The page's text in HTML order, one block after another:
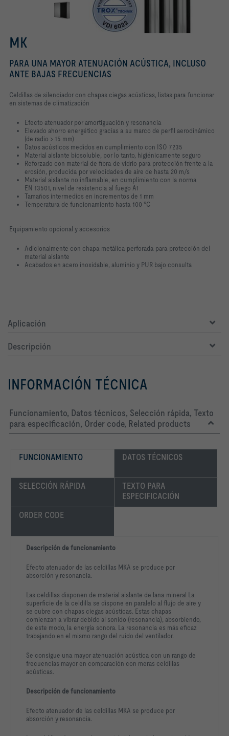
MK
PARA UNA MAYOR ATENUACIÓN ACÚSTICA, INCLUSO
ANTE BAJAS FRECUENCIAS
Celdillas de silenciador con chapas ciegas acústicas, listas para funcionar
en sistemas de climatización
Efecto atenuador por amortiguación y resonancia
Elevado ahorro energético gracias a su marco de perfil aerodinámico
(de radio > 15 mm)
Datos acústicos medidos en cumplimiento con ISO 7235
Material aislante biosoluble, por lo tanto, higiénicamente seguro
Reforzado con material de fibra de vidrio para protección frente a la
erosión, producida por velocidades de aire de hasta 20 m/s
Material aislante no inflamable, en cumplimiento con la norma
EN 13501, nivel de resistencia al fuego A1
Tamaños intermedios en incrementos de 1 mm
Temperatura de funcionamiento hasta 100 °C
Equipamiento opcional y accesorios
Adicionalmente con chapa metálica perforada para protección del
material aislante
Acabados en acero inoxidable, aluminio y PUR bajo consulta
Aplicación
Descripción
INFORMACIÓN TÉCNICA
Funcionamiento, Datos técnicos, Selección rápida, Texto
para especificación, Order code, Related products
FUNCIONAMIENTO DATOS TÉCNICOS
SELECCIÓN RÁPIDA
TEXTO PARA
ESPECIFICACIÓN
ORDER CODE
Descripción de funcionamiento
Efecto atenuador de las celdillas MKA se produce por
absorción y resonancia.
Las celdillas disponen de material aislante de lana mineral La
superficie de la celdilla se dispone en paralelo al flujo de aire y
se cubre con chapas ciegas acústicas. Estas chapas
comienzan a vibrar debido al sonido (resonancia), absorbiendo,
de este modo, la energía sonora. La resonancia es más eficaz
trabajando en el mismo rango del ruido del ventilador.
Se consigue una mayor atenuación acústica con un rango de
frecuencias mayor en comparación con meras celdillas
acústicas.
Descripción de funcionamiento
Efecto atenuador de las celdillas MKA se produce por
absorción y resonancia.